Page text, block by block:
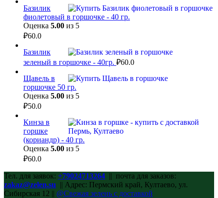
Базилик
фиолетовый в горшочке - 40 гр.
Оценка 5.00 из 5
₽60.0
Базилик
зеленый в горшочке - 40гр. ₽60.0
Щавель в
горшочке 50 гр.
Оценка 5.00 из 5
₽50.0
Кинза в
горшке
(кориандр) - 40 гр.
Оценка 5.00 из 5
₽60.0
Тел. для заявок: +79024713264 || почта для заказов:
zakaz@zelen.su || Адрес: Пермский край, Култаево, ул.
Сибирская 12 || @Свежая зелень с доставкой